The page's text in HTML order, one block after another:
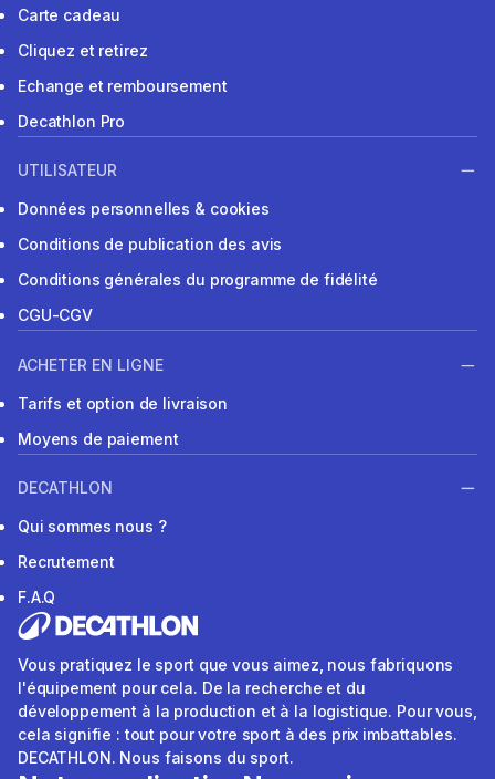
Carte cadeau
Cliquez et retirez
Echange et remboursement
Decathlon Pro
UTILISATEUR
Données personnelles & cookies
Conditions de publication des avis
Conditions générales du programme de fidélité
CGU-CGV
ACHETER EN LIGNE
Tarifs et option de livraison
Moyens de paiement
DECATHLON
Qui sommes nous ?
Recrutement
F.A.Q
Vous pratiquez le sport que vous aimez, nous fabriquons
l'équipement pour cela. De la recherche et du
développement à la production et à la logistique. Pour vous,
cela signifie : tout pour votre sport à des prix imbattables.
DECATHLON. Nous faisons du sport.